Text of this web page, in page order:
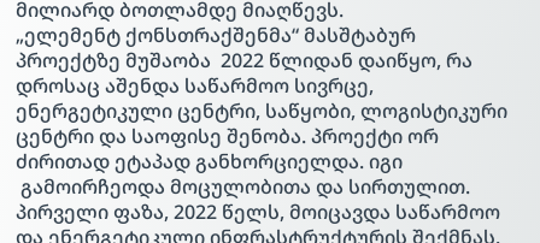
მილიარდ ბოთლამდე მიაღწევს.
„ელემენტ ქონსთრაქშენმა“ მასშტაბურ
პროექტზე მუშაობა 2022 წლიდან დაიწყო, რა
დროსაც აშენდა საწარმოო სივრცე,
ენერგეტიკული ცენტრი, საწყობი, ლოგისტიკური
ცენტრი და საოფისე შენობა. პროექტი ორ
ძირითად ეტაპად განხორციელდა. იგი
გამოირჩეოდა მოცულობითა და სირთულით.
პირველი ფაზა, 2022 წელს, მოიცავდა საწარმოო
და ენერგეტიკული ინფრასტრუქტურის შექმნას.